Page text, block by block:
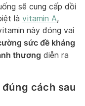
sẽ cung cấp dồi
là vitamin A,
này đóng vai
sức đề kháng
thương diễn ra
cách sau